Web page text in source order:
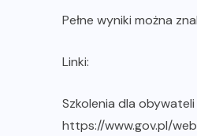
Pełne wyniki można
Linki:
Szkolenia dla
https://www.gov.pl/